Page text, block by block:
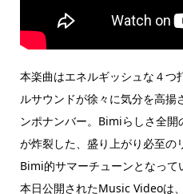
本楽曲はエネルギッシュな４つ
ルサウンドが徐々に気分を高揚
ンポナンバー。Bimiらしさ全
が炸裂した、盛り上がり必至の
Bimi的サマーチューンとなって
本日公開されたMusic Videoは